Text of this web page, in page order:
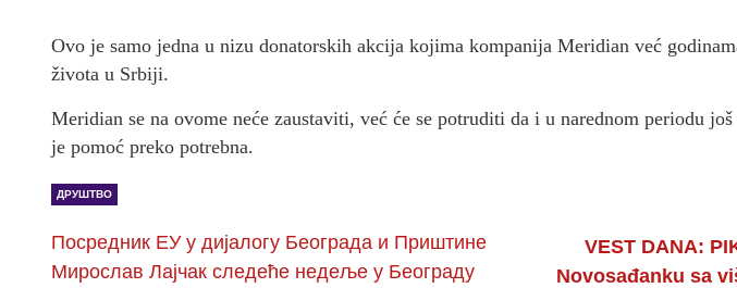
Ovo je samo jedna u nizu donatorskih akcija kojima kompanija Meridian već
života u Srbiji.
Meridian se na ovome neće zaustaviti, već će se potruditi da i u narednom periodu
je pomoć preko potrebna.
ДРУШТВО
Посредник ЕУ у дијалогу Београда и Приштине
Мирослав Лајчак следеће недеље у Београду
VEST DANA:
Novosađanku sa